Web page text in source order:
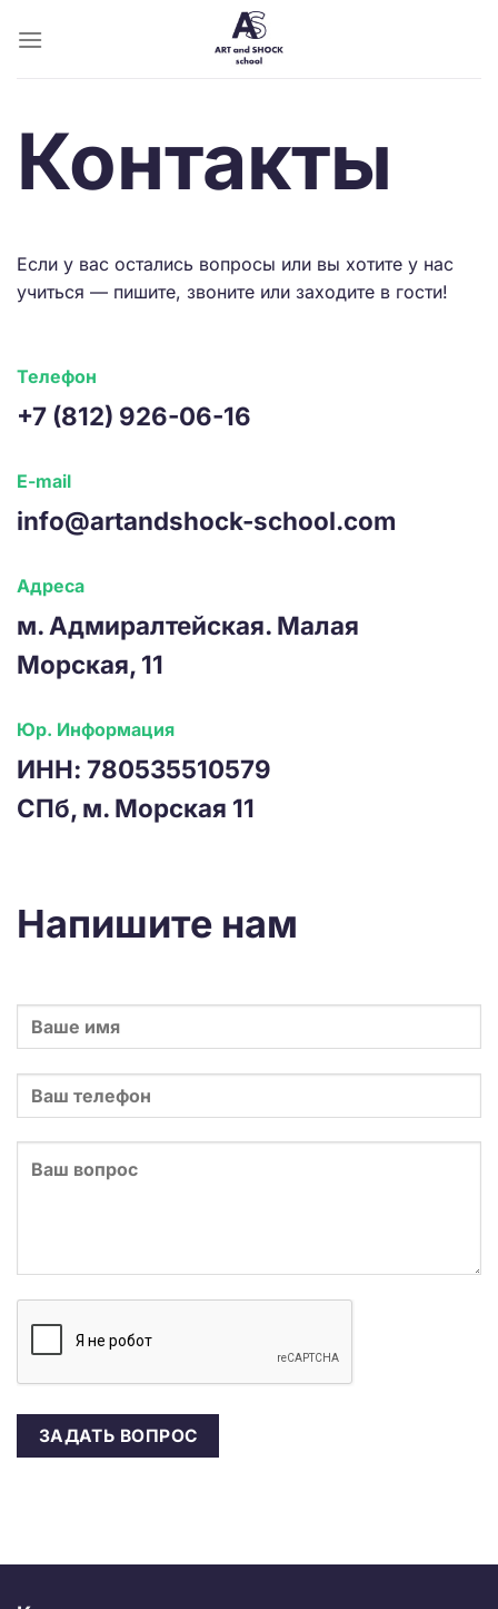
Контакты
Если у вас остались вопросы или вы хотите у нас
учиться — пишите, звоните или заходите в гости!
Телефон
+7 (812) 926-06-16
E-mail
info@artandshock-school.com
Адреса
м. Адмиралтейская. Малая
Морская, 11
Юр. Информация
ИНН: 780535510579
СПб, м. Морская 11
Напишите нам